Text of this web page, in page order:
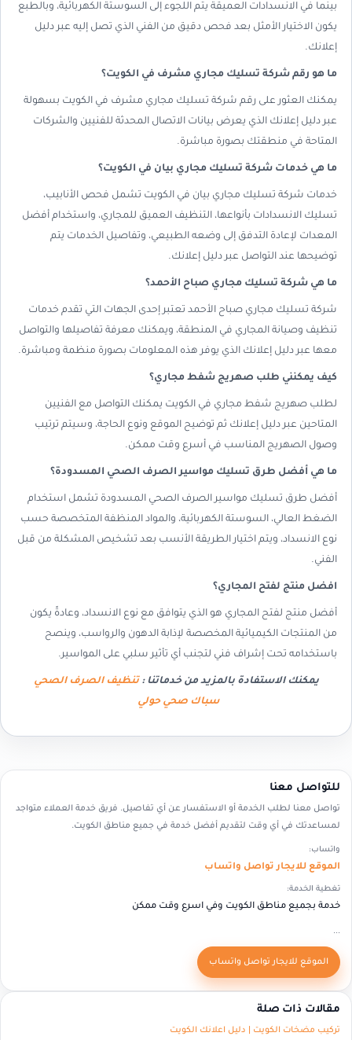
بينما في الانسدادات العميقة يتم اللجوء إلى السوستة الكهربائية، وبالطبع
يكون الاختيار الأمثل بعد فحص دقيق من الفني الذي تصل إليه عبر دليل
إعلانك.
ما هو رقم شركة تسليك مجاري مشرف في الكويت؟
يمكنك العثور على رقم شركة تسليك مجاري مشرف في الكويت بسهولة
عبر دليل إعلانك الذي يعرض بيانات الاتصال المحدثة للفنيين والشركات
المتاحة في منطقتك بصورة مباشرة.
ما هي خدمات شركة تسليك مجاري بيان في الكويت؟
خدمات شركة تسليك مجاري بيان في الكويت تشمل فحص الأنابيب،
تسليك الانسدادات بأنواعها، التنظيف العميق للمجاري، واستخدام أفضل
المعدات لإعادة التدفق إلى وضعه الطبيعي، وتفاصيل الخدمات يتم
توضيحها عند التواصل عبر دليل إعلانك.
ما هي شركة تسليك مجاري صباح الأحمد؟
شركة تسليك مجاري صباح الأحمد تعتبر إحدى الجهات التي تقدم خدمات
تنظيف وصيانة المجاري في المنطقة، ويمكنك معرفة تفاصيلها والتواصل
معها عبر دليل إعلانك الذي يوفر هذه المعلومات بصورة منظمة ومباشرة.
كيف يمكنني طلب صهريج شفط مجاري؟
لطلب صهريج شفط مجاري في الكويت يمكنك التواصل مع الفنيين
المتاحين عبر دليل إعلانك ثم توضيح الموقع ونوع الحاجة، وسيتم ترتيب
وصول الصهريج المناسب في أسرع وقت ممكن.
ما هي أفضل طرق تسليك مواسير الصرف الصحي المسدودة؟
أفضل طرق تسليك مواسير الصرف الصحي المسدودة تشمل استخدام
الضغط العالي، السوستة الكهربائية، والمواد المنظفة المتخصصة حسب
نوع الانسداد، ويتم اختيار الطريقة الأنسب بعد تشخيص المشكلة من قبل
الفني.
افضل منتج لفتح المجاري؟
أفضل منتج لفتح المجاري هو الذي يتوافق مع نوع الانسداد، وعادةً يكون
من المنتجات الكيميائية المخصصة لإذابة الدهون والرواسب، وينصح
باستخدامه تحت إشراف فني لتجنب أي تأثير سلبي على المواسير.
يمكنك الاستفادة بالمزيد من خدماتنا :تنظيف الصرف الصحي
سباك صحي حولي
للتواصل معنا
تواصل معنا لطلب الخدمة أو الاستفسار عن أي تفاصيل. فريق خدمة العملاء متواجد
لمساعدتك في أي وقت لتقديم أفضل خدمة في جميع مناطق الكويت.
واتساب:
الموقع للايجار تواصل واتساب
تغطية الخدمة:
خدمة بجميع مناطق الكويت وفي اسرع وقت ممكن
...
الموقع للايجار تواصل واتساب
مقالات ذات صلة
تركيب مضخات الكويت | دليل اعلانك الكويت